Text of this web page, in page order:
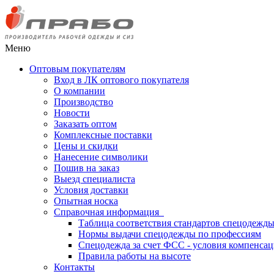
Меню
Оптовым покупателям
Вход в ЛК оптового покупателя
О компании
Производство
Новости
Заказать оптом
Комплексные поставки
Цены и скидки
Нанесение символики
Пошив на заказ
Выезд специалиста
Условия доставки
Опытная носка
Справочная информация
Таблица соответствия стандартов спецодежды
Нормы выдачи спецодежды по профессиям
Спецодежда за счет ФСС - условия
Правила работы на высоте
Контакты